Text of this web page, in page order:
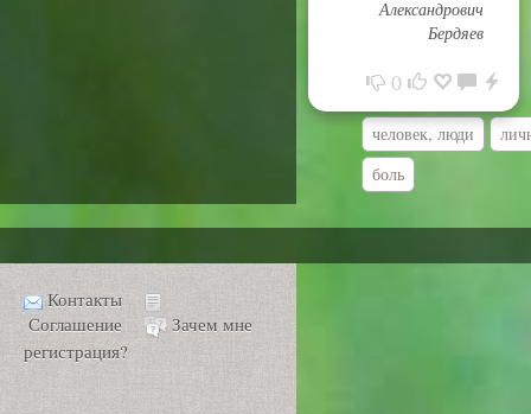
Александрович
Бердяев
0
человек, люди
боль
Контакты
Соглашение
Зачем мне
регистрация?